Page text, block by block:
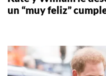
un “muy feliz”